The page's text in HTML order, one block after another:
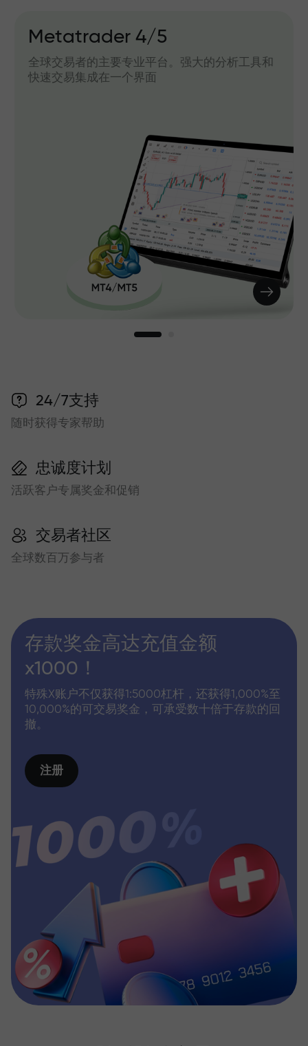
Metatrader 4/5
全球交易者的主要专业平台。强大的分析工具和
快速交易集成在一个界面
24/7支持
随时获得专家帮助
忠诚度计划
活跃客户专属奖金和促销
交易者社区
全球数百万参与者
存款奖金高达充值金额
x1000！
特殊X账户不仅获得1:5000杠杆，还获得1,000%至
10,000%的可交易奖金，可承受数十倍于存款的回
撤。
注册